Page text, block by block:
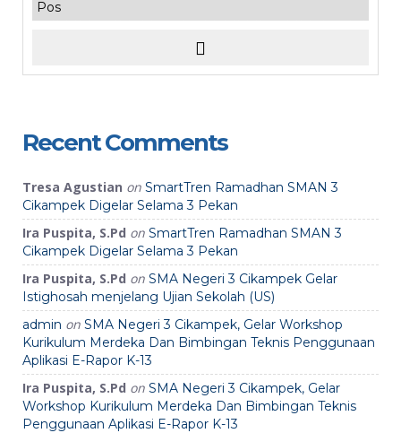
Recent Comments
Tresa Agustian on SmartTren Ramadhan SMAN 3
Cikampek Digelar Selama 3 Pekan
Ira Puspita, S.Pd on SmartTren Ramadhan SMAN 3
Cikampek Digelar Selama 3 Pekan
Ira Puspita, S.Pd on SMA Negeri 3 Cikampek Gelar
Istighosah menjelang Ujian Sekolah (US)
admin on SMA Negeri 3 Cikampek, Gelar Workshop
Kurikulum Merdeka Dan Bimbingan Teknis Penggunaan
Aplikasi E-Rapor K-13
Ira Puspita, S.Pd on SMA Negeri 3 Cikampek, Gelar
Workshop Kurikulum Merdeka Dan Bimbingan Teknis
Penggunaan Aplikasi E-Rapor K-13